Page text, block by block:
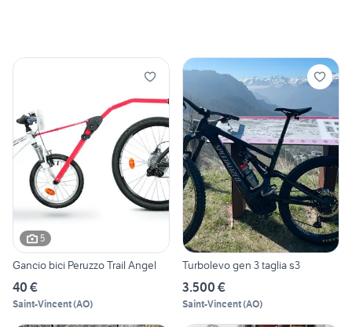
5
Gancio bici Peruzzo Trail Angel
40 €
Saint-Vincent(AO)
Turbolevo gen 3 taglia s3
3.500 €
Saint-Vincent(AO)